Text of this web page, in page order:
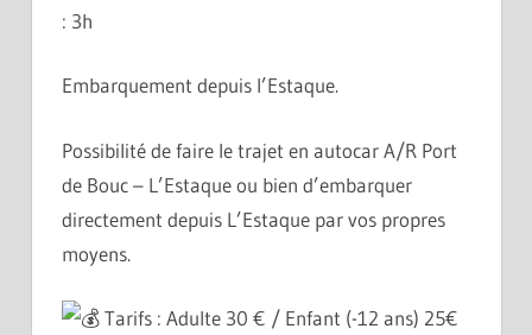
: 3h
Embarquement depuis l’Estaque.
Possibilité de faire le trajet en autocar A/R Port
de Bouc – L’Estaque ou bien d’embarquer
directement depuis L’Estaque par vos propres
moyens.
Tarifs : Adulte 30 € / Enfant (-12 ans) 25€